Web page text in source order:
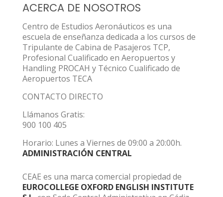
ACERCA DE NOSOTROS
Centro de Estudios Aeronáuticos es una
escuela de enseñanza dedicada a los cursos de
Tripulante de Cabina de Pasajeros TCP,
Profesional Cualificado en Aeropuertos y
Handling PROCAH y Técnico Cualificado de
Aeropuertos TECA
CONTACTO DIRECTO
Llámanos Gratis:
900 100 405
Horario: Lunes a Viernes de 09:00 a 20:00h.
ADMINISTRACIÓN CENTRAL
CEAE es una marca comercial propiedad de
EUROCOLLEGE OXFORD ENGLISH INSTITUTE